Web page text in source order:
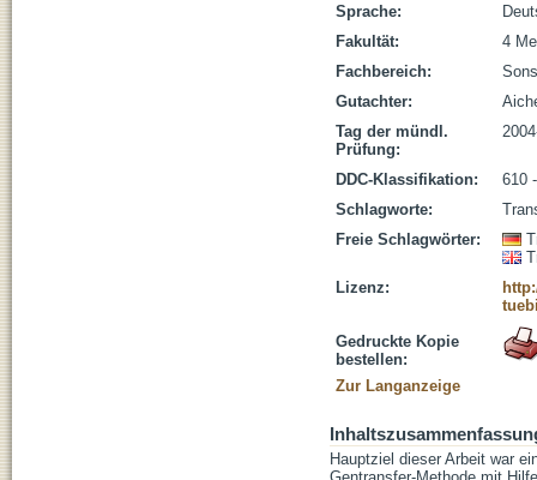
Sprache:
Fakultät:
4
Fachbereich:
Gutachter:
Tag der mündl.
Prüfung:
DDC-Klassifikation:
610
Schlagworte:
Freie Schlagwörter:
Lizenz:
Gedruckte Kopie
bestellen:
Zur Langanzeige
Hauptziel dieser Arbeit war